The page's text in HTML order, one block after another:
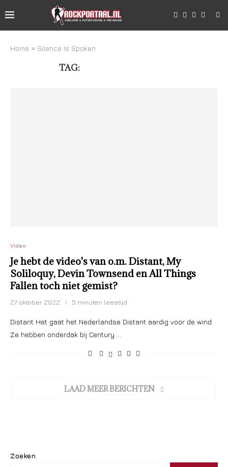
Home » Silence Is Spoken
TAG:
Video
Je hebt de video's van o.m. Distant, My
Soliloquy, Devin Townsend en All Things
Fallen toch niet gemist?
27 oktober 2022 5 minuten leestijd
Distant Het gaat het Nederlandse Distant aardig voor de wind.
Ze hebben onderdak bij Century …
LAAD MEER BERICHTEN
Zoeken